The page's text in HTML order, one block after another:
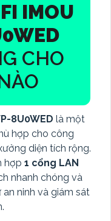
IMOU
CHO
8U0WED là một
hợp cho công
diện tích rộng.
hợp 1 cổng LAN
nhanh chóng và
an ninh và giám sát